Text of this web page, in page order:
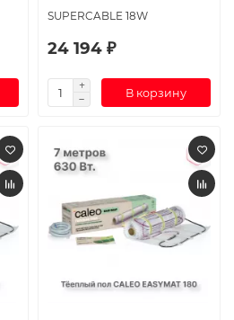
SUPERCABLE 18W
24 194 ₽
В корзину